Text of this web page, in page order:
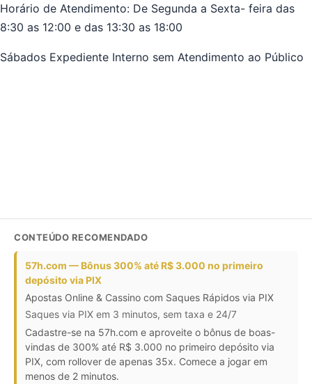
Horário de Atendimento: De Segunda a Sexta- feira das
8:30 as 12:00 e das 13:30 as 18:00
Sábados Expediente Interno sem Atendimento ao Público
CONTEÚDO RECOMENDADO
57h.com — Bônus 300% até R$ 3.000 no primeiro
depósito via PIX
Apostas Online & Cassino com Saques Rápidos via PIX
Saques via PIX em 3 minutos, sem taxa e 24/7
Cadastre-se na 57h.com e aproveite o bônus de boas-
vindas de 300% até R$ 3.000 no primeiro depósito via
PIX, com rollover de apenas 35x. Comece a jogar em
menos de 2 minutos.